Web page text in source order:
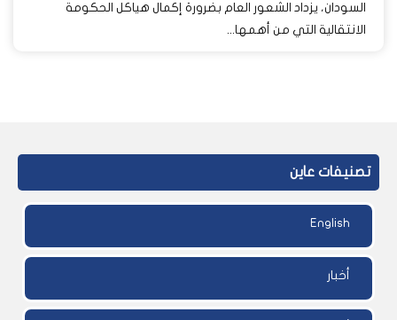
السودان، يزداد الشعور العام بضرورة إكمال هياكل الحكومة
الانتقالية التي من أهمها...
تصنيفات عاين
English
أخبار